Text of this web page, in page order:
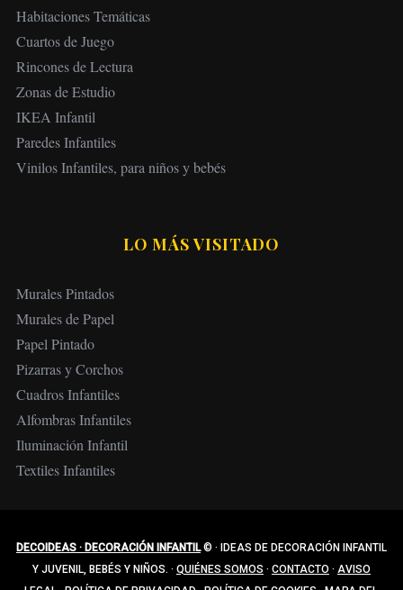
c
i
ó
n
d
e
e
d
a
s
Habitaciones Temáticas
Cuartos de Juego
Rincones de Lectura
Zonas de Estudio
IKEA Infantil
Paredes Infantiles
Vinilos Infantiles, para niños y bebés
LO MÁS VISITADO
Murales Pintados
Murales de Papel
Papel Pintado
Pizarras y Corchos
Cuadros Infantiles
Alfombras Infantiles
Iluminación Infantil
Textiles Infantiles
DECOIDEAS · DECORACIÓN INFANTIL© ·
IDEAS DE DECORACIÓN INFANTIL
Y JUVENIL, BEBÉS Y NIÑOS. · QUIÉNES SOMOS · CONTACTO · AVISO